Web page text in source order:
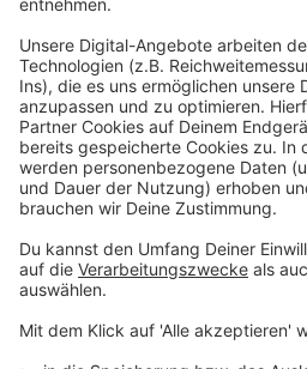
Anzeige
Bildungsprotest in Düsseldorf
Ministerkonferenz: keine
Schulen
Abriss und Neubau: Düsseldorfs